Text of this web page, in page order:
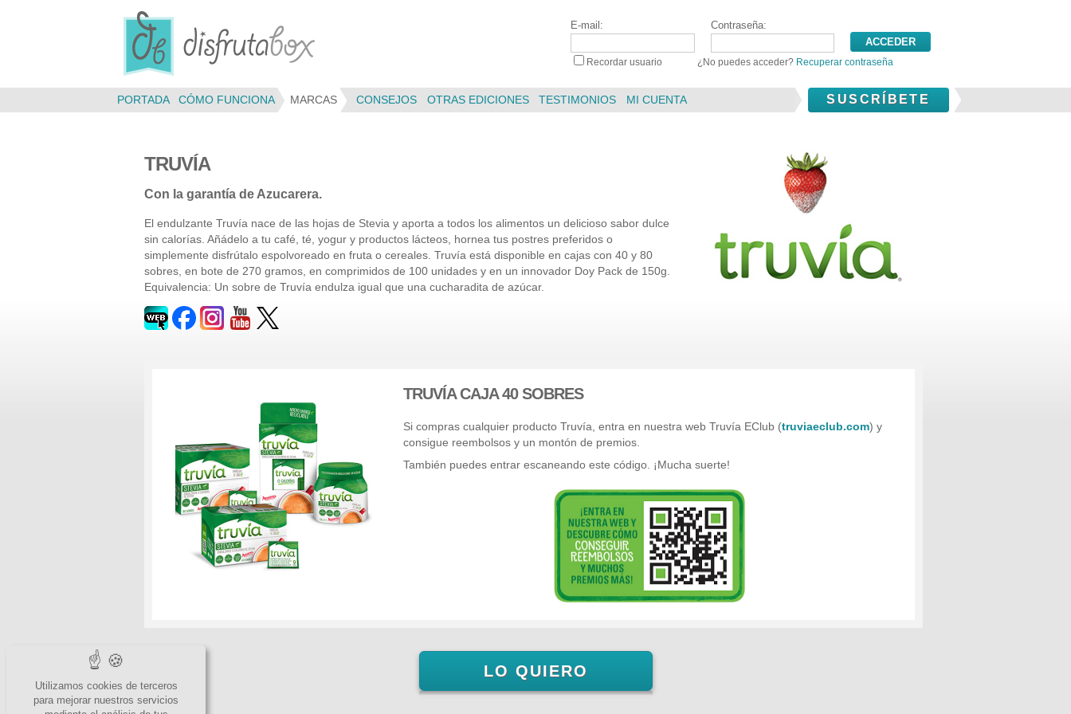
E-mail: Contraseña:
Recordar usuario ¿No puedes acceder? Recuperar contraseña
PORTADA CÓMO FUNCIONA MARCAS CONSEJOS OTRAS EDICIONES TESTIMONIOS MI CUENTA SUSCRÍBETE
TRUVÍA
Con la garantía de Azucarera.
El endulzante Truvía nace de las hojas de Stevia y aporta a todos los alimentos un delicioso sabor dulce
sin calorías. Añádelo a tu café, té, yogur y productos lácteos, hornea tus postres preferidos o
simplemente disfrútalo espolvoreado en fruta o cereales. Truvía está disponible en cajas con 40 y 80
sobres, en bote de 270 gramos, en comprimidos de 100 unidades y en un innovador Doy Pack de 150g.
Equivalencia: Un sobre de Truvía endulza igual que una cucharadita de azúcar.
TRUVÍA CAJA 40 SOBRES
Si compras cualquier producto Truvía, entra en nuestra web Truvía EClub (truviaeclub.com) y
consigue reembolsos y un montón de premios.
También puedes entrar escaneando este código. ¡Mucha suerte!
LO QUIERO
Utilizamos cookies de terceros
para mejorar nuestros servicios